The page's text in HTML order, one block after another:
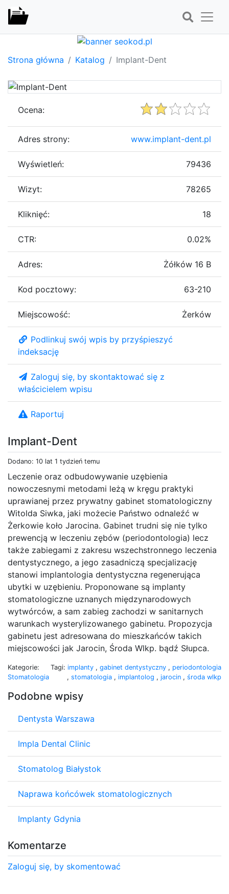
Strona główna Katalog Implant-Dent
Implant-Dent
Dodano: 10 lat 1 tydzień temu
Leczenie oraz odbudowywanie uzębienia
nowoczesnymi metodami leżą w kręgu praktyki
uprawianej przez prywatny gabinet stomatologiczny
Witolda Siwka, jaki możecie Państwo odnaleźć w
Żerkowie koło Jarocina. Gabinet trudni się nie tylko
prewencją w leczeniu zębów (periodontologia) lecz
także zabiegami z zakresu wszechstronnego leczenia
dentystycznego, a jego zasadniczą specjalizację
stanowi implantologia dentystyczna regenerująca
ubytki w uzębieniu. Proponowane są implanty
stomatologiczne uznanych międzynarodowych
wytwórców, a sam zabieg zachodzi w sanitarnych
warunkach wysterylizowanego gabinetu. Propozycja
gabinetu jest adresowana do mieszkańców takich
miejscowości jak Jarocin, Środa Wlkp. bądź Słupca.
Kategorie:
Stomatologia
Tagi: implanty , gabinet dentystyczny , periodontologia
, stomatologia , implantolog , jarocin , środa wlkp
Podobne wpisy
Dentysta Warszawa
Impla Dental Clinic
Stomatolog Białystok
Naprawa końcówek stomatologicznych
Implanty Gdynia
Komentarze
Zaloguj się, by skomentować
Ocena:
Adres strony: www.implant-dent.pl
Wyświetleń: 79436
Wizyt: 78265
Kliknięć: 18
CTR: 0.02%
Adres: Żółków 16 B
Kod pocztowy: 63-210
Miejscowość: Żerków
Podlinkuj swój wpis by przyśpieszyć
indeksację
Zaloguj się, by skontaktować się z
właścicielem wpisu
Raportuj